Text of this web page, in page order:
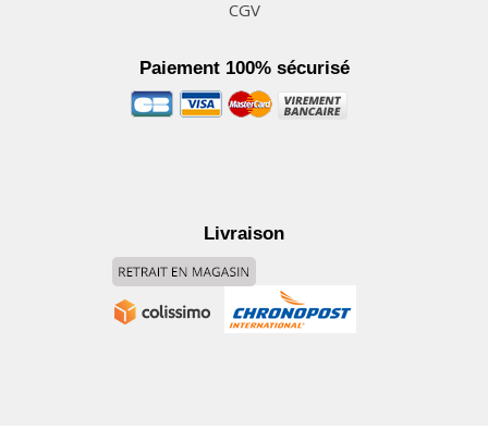
CGV
Paiement 100% sécurisé
Livraison